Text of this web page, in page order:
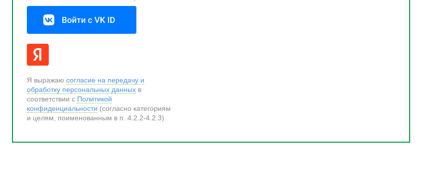
Я выражаю согласие на передачу и
обработку персональных данных в
соответствии с Политикой
конфиденциальности (согласно категориям
и целям, поименованным в п. 4.2.2-4.2.3)